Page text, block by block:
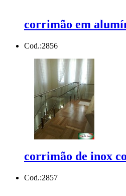
corrimão em
Cod.:2856
corrimão de inox
Cod.:2857